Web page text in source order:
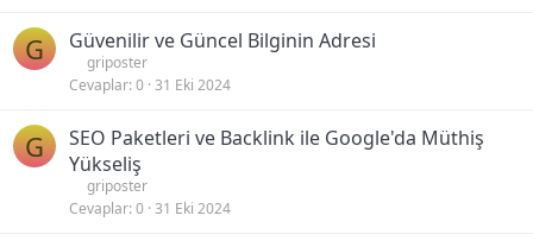
G Güvenilir ve Güncel Bilginin Adresi
griposter
Cevaplar 0 31 Eki 2024
G
SEO Paketleri ve Backlink ile Google'da Müthiş
Yükseliş
griposter
Cevaplar 0 31 Eki 2024